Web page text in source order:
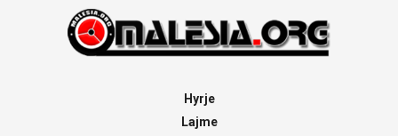
Hyrje
Lajme